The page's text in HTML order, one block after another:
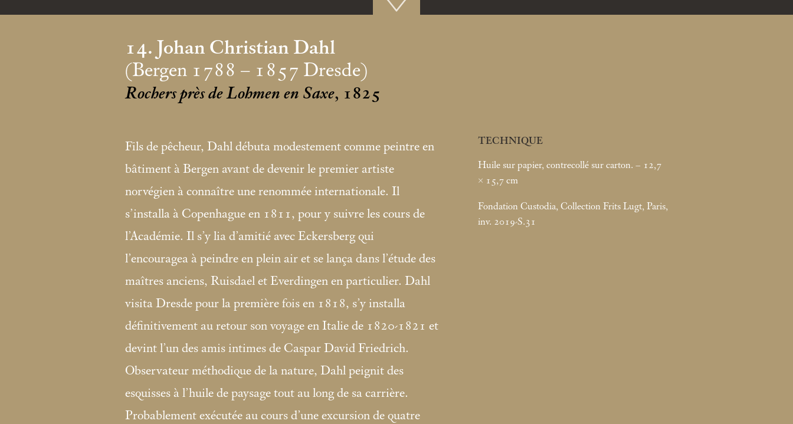
14. Johan Christian Dahl
(Bergen 1788 – 1857 Dresde)
Rochers près de Lohmen en Saxe, 1825
Fils de pêcheur, Dahl débuta modestement comme peintre en
bâtiment à Bergen avant de devenir le premier artiste
norvégien à connaître une renommée internationale. Il
s’installa à Copenhague en 1811, pour y suivre les cours de
l’Académie. Il s’y lia d’amitié avec Eckersberg qui
l’encouragea à peindre en plein air et se lança dans l’étude des
maîtres anciens, Ruisdael et Everdingen en particulier. Dahl
visita Dresde pour la première fois en 1818, s’y installa
définitivement au retour son voyage en Italie de 1820-1821 et
devint l’un des amis intimes de Caspar David Friedrich.
Observateur méthodique de la nature, Dahl peignit des
esquisses à l’huile de paysage tout au long de sa carrière.
Probablement exécutée au cours d’une excursion de quatre
TECHNIQUE
Huile sur papier, contrecollé sur carton. – 12,7
× 15,7 cm
Fondation Custodia, Collection Frits Lugt, Paris,
inv. 2019-S.31